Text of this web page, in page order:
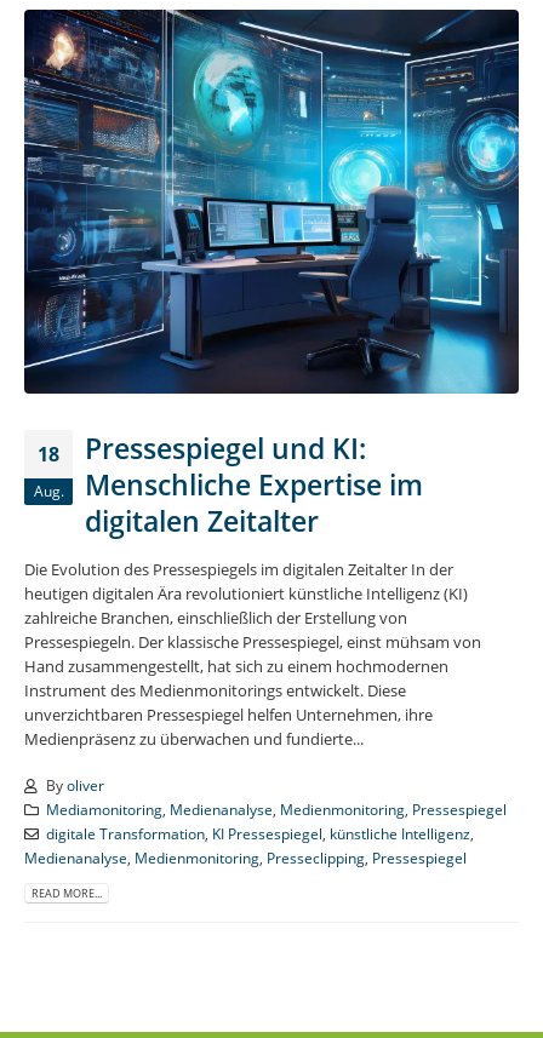
18
Aug.
Pressespiegel und KI:
Menschliche Expertise im
digitalen Zeitalter
Die Evolution des Pressespiegels im digitalen Zeitalter In der
heutigen digitalen Ära revolutioniert künstliche Intelligenz (KI)
zahlreiche Branchen, einschließlich der Erstellung von
Pressespiegeln. Der klassische Pressespiegel, einst mühsam von
Hand zusammengestellt, hat sich zu einem hochmodernen
Instrument des Medienmonitorings entwickelt. Diese
unverzichtbaren Pressespiegel helfen Unternehmen, ihre
Medienpräsenz zu überwachen und fundierte...
Byoliver
Mediamonitoring, Medienanalyse, Medienmonitoring, Pressespiegel
digitale Transformation, KI Pressespiegel, künstliche Intelligenz,
Medienanalyse, Medienmonitoring, Presseclipping, Pressespiegel
READ MORE...